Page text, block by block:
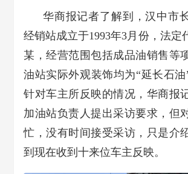
华商报记者了解到，汉中市
经销站成立于1993年3月份，法定
某，经营范围包括成品油销售等
油站实际外观装饰均为“延长石油
针对车主所反映的情况，华商报
加油站负责人提出采访要求，但
忙，没有时间接受采访，只是介
到现在收到十来位车主反映。